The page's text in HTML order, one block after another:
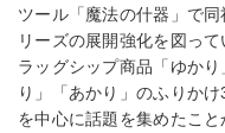
ツール「魔法の什器」で
リーズの展開強化を図っ
ラッグシップ商品「ゆか
り」「あかり」のふりか
を中心に話題を集めたこ